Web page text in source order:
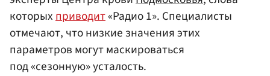
которыхприводит«Радио 1». Специалисты
отмечают, что низкие значения этих
параметров могут маскироваться
под «сезонную» усталость.